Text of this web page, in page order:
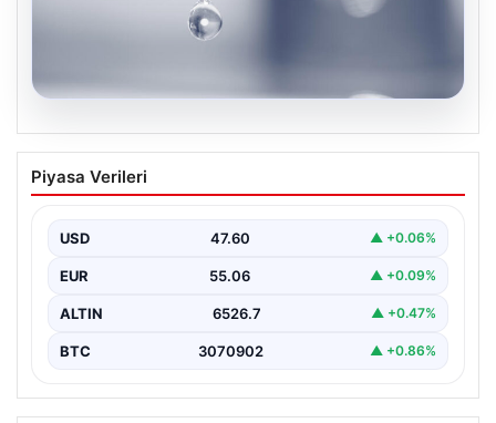
İstanbul’un 8 İlçesinde Geniş Kapsamlı
Su Kesintisi Gerçekleşecek
önemli altyapı yenileme çalışmaları kapsamında şehrin…
Piyasa Verileri
USD 47.60 ▲ +0.06%
EUR 55.06 ▲ +0.09%
ALTIN 6526.7 ▲ +0.47%
BTC 3070902 ▲ +0.86%